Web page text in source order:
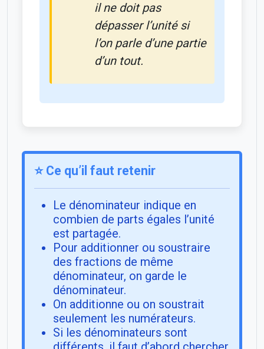
il ne doit pas
dépasser l’unité si
l’on parle d’une partie
d’un tout.
⭐ Ce qu’il faut retenir
Le dénominateur indique en
combien de parts égales l’unité
est partagée.
Pour additionner ou soustraire
des fractions de même
dénominateur, on garde le
dénominateur.
On additionne ou on soustrait
seulement les numérateurs.
Si les dénominateurs sont